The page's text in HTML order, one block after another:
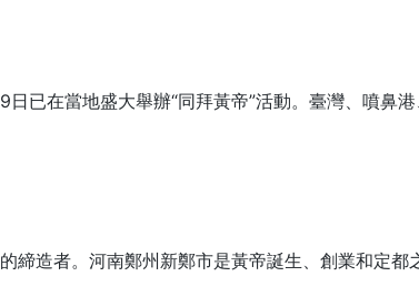
已在當地盛大舉辦“同拜黃帝”活動。臺灣、噴鼻
締造者。河南鄭州新鄭市是黃帝誕生、創業和定都